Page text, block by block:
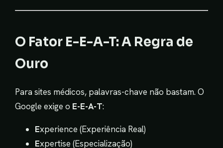
O Fator E-E-A-T: A Regra de
Ouro
Para sites médicos, palavras-chave não bastam. O
Google exige o E-E-A-T:
Experience (Experiência Real)
Expertise (Especialização)